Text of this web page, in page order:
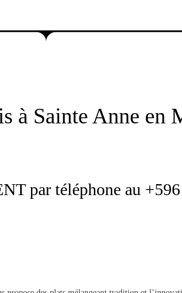
à Sainte Anne en
par téléphone au